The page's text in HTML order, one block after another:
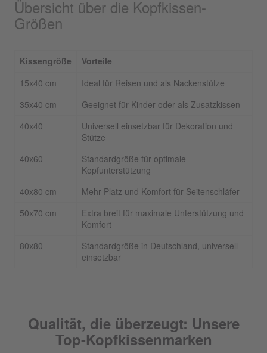
Übersicht über die Kopfkissen-
Größen
Kissengröße
Vorteile
15x40 cm
Ideal für Reisen und als Nackenstütze
35x40 cm
Geeignet für Kinder oder als Zusatzkissen
40x40
Universell einsetzbar für Dekoration und
Stütze
40x60
Standardgröße für optimale
Kopfunterstützung
40x80 cm
Mehr Platz und Komfort für Seitenschläfer
50x70 cm
Extra breit für maximale Unterstützung und
Komfort
80x80
Standardgröße in Deutschland, universell
einsetzbar
Qualität, die überzeugt: Unsere
Top-Kopfkissenmarken